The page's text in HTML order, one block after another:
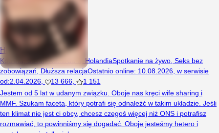
HisHotWife
Kobieta, 35 lat, Rotterdam, HolandiaSpotkanie na żywo, Seks bez
zobowiązań,Dłuższa relacjaOstatnio online: 10.08.2026, w serwisie
od:2.04.2026, 13 666,
1 151
Jestem od 5 lat w udanym związku. Oboje nas kręci wife sharing i
MMF. Szukam faceta, który potrafi się odnaleźć w takim układzie. Jeśli
ten klimat nie jest ci obcy, chcesz czegoś więcej niż ONS i potrafisz
rozmawiać, to powinniśmy się dogadać. Oboje jesteśmy hetero i